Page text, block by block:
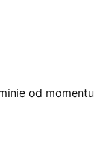
od momentu